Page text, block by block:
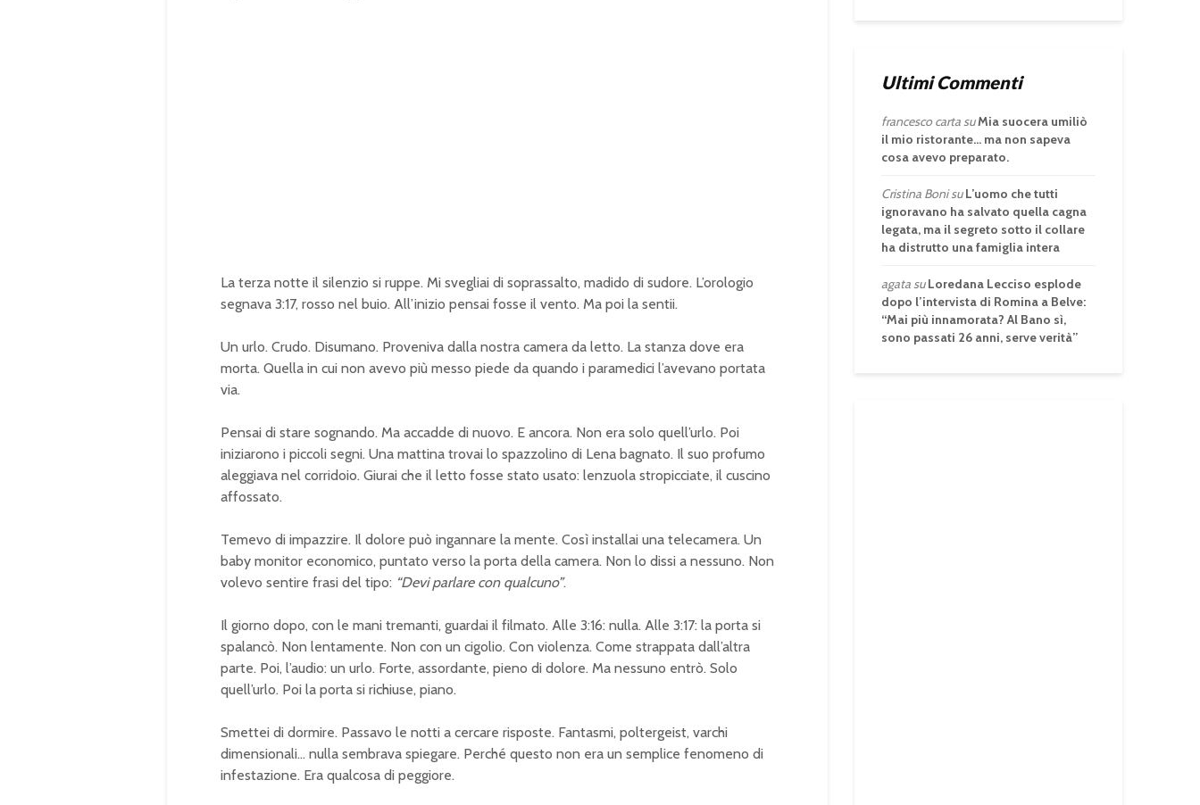
La terza notte il silenzio si ruppe. Mi svegliai di soprassalto, madido di sudore. L’orologio
segnava 3:17, rosso nel buio. All’inizio pensai fosse il vento. Ma poi la sentii.
Un urlo. Crudo. Disumano. Proveniva dalla nostra camera da letto. La stanza dove era
morta. Quella in cui non avevo più messo piede da quando i paramedici l’avevano portata
via.
Pensai di stare sognando. Ma accadde di nuovo. E ancora. Non era solo quell’urlo. Poi
iniziarono i piccoli segni. Una mattina trovai lo spazzolino di Lena bagnato. Il suo profumo
aleggiava nel corridoio. Giurai che il letto fosse stato usato: lenzuola stropicciate, il cuscino
affossato.
Temevo di impazzire. Il dolore può ingannare la mente. Così installai una telecamera. Un
baby monitor economico, puntato verso la porta della camera. Non lo dissi a nessuno. Non
volevo sentire frasi del tipo: “Devi parlare con qualcuno”.
Il giorno dopo, con le mani tremanti, guardai il filmato. Alle 3:16: nulla. Alle 3:17: la porta si
spalancò. Non lentamente. Non con un cigolio. Con violenza. Come strappata dall’altra
parte. Poi, l’audio: un urlo. Forte, assordante, pieno di dolore. Ma nessuno entrò. Solo
quell’urlo. Poi la porta si richiuse, piano.
Smettei di dormire. Passavo le notti a cercare risposte. Fantasmi, poltergeist, varchi
dimensionali… nulla sembrava spiegare. Perché questo non era un semplice fenomeno di
infestazione. Era qualcosa di peggiore.
Ultimi Commenti
francesco cartasuMia suocera umiliò
il mio ristorante… ma non sapeva
cosa avevo preparato.
Cristina BonisuL’uomo che tutti
ignoravano ha salvato quella cagna
legata, ma il segreto sotto il collare
ha distrutto una famiglia intera
agatasuLoredana Lecciso esplode
dopo l’intervista di Romina a Belve:
“Mai più innamorata? Al Bano sì,
sono passati 26 anni, serve verità”